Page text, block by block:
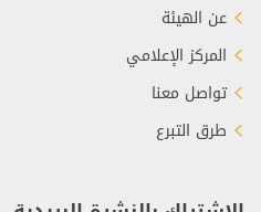
عن الهيئة
المركز الإعلامي
تواصل معنا
طرق التبرع